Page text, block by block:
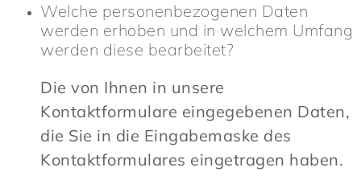
Welche personenbezogenen Daten
werden erhoben und in welchem Umfang
werden diese bearbeitet?
Die von Ihnen in unsere
Kontaktformulare eingegebenen Daten,
die Sie in die Eingabemaske des
Kontaktformulares eingetragen haben.